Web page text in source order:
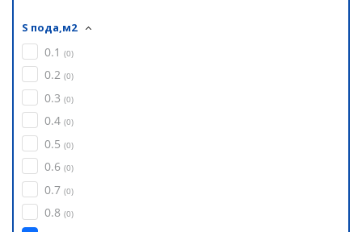
S пода,м2
0.1 (0)
0.2 (0)
0.3 (0)
0.4 (0)
0.5 (0)
0.6 (0)
0.7 (0)
0.8 (0)